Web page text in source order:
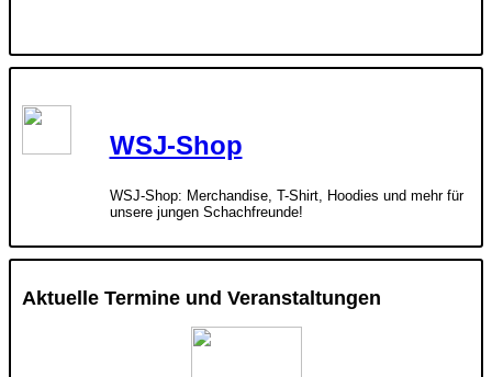
WSJ-Shop
WSJ-Shop: Merchandise, T-Shirt, Hoodies und mehr für
unsere jungen Schachfreunde!
Aktuelle Termine und Veranstaltungen